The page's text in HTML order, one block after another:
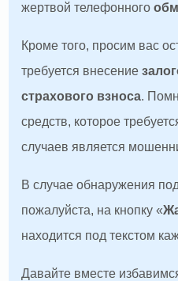
жертвой телефонного
Кроме того, просим вас
требуется внесение
страхового взноса.
средств, которое
случаев является
В случае обнаружения
пожалуйста, на кнопку «
находится под текстом
Давайте вместе